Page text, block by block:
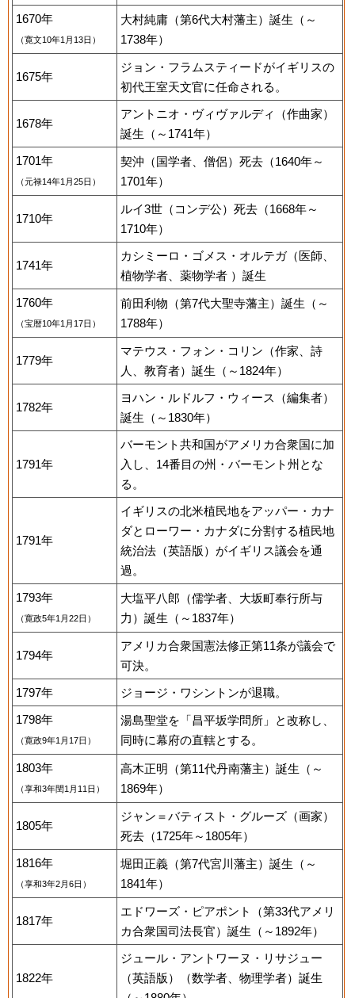
1670年
（寛文10年1月13日）
大村純庸（第6代大村藩主）誕生（～
1738年）
1675年
ジョン・フラムスティードがイギリスの
初代王室天文官に任命される。
1678年
アントニオ・ヴィヴァルディ（作曲家）
誕生（～1741年）
1701年
（元禄14年1月25日）
契沖（国学者、僧侶）死去（1640年～
1701年）
1710年
ルイ3世（コンデ公）死去（1668年～
1710年）
1741年
カシミーロ・ゴメス・オルテガ（医師、
植物学者、薬物学者 ）誕生
1760年
（宝暦10年1月17日）
前田利物（第7代大聖寺藩主）誕生（～
1788年）
1779年
マテウス・フォン・コリン（作家、詩
人、教育者）誕生（～1824年）
1782年
ヨハン・ルドルフ・ウィース（編集者）
誕生（～1830年）
1791年
バーモント共和国がアメリカ合衆国に加
入し、14番目の州・バーモント州とな
る。
1791年
イギリスの北米植民地をアッパー・カナ
ダとローワー・カナダに分割する植民地
統治法（英語版）がイギリス議会を通
過。
1793年
（寛政5年1月22日）
大塩平八郎（儒学者、大坂町奉行所与
力）誕生（～1837年）
1794年
アメリカ合衆国憲法修正第11条が議会で
可決。
1797年
ジョージ・ワシントンが退職。
1798年
（寛政9年1月17日）
湯島聖堂を「昌平坂学問所」と改称し、
同時に幕府の直轄とする。
1803年
（享和3年閏1月11日）
高木正明（第11代丹南藩主）誕生（～
1869年）
1805年
ジャン＝バティスト・グルーズ（画家）
死去（1725年～1805年）
1816年
（享和3年2月6日）
堀田正義（第7代宮川藩主）誕生（～
1841年）
1817年
エドワーズ・ピアポント（第33代アメリ
カ合衆国司法長官）誕生（～1892年）
1822年
ジュール・アントワーヌ・リサジュー
（英語版）（数学者、物理学者）誕生